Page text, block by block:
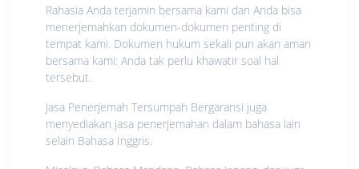
Rahasia Anda terjamin bersama kami dan Anda bisa
menerjemahkan dokumen-dokumen penting di
tempat kami. Dokumen hukum sekali pun akan aman
bersama kami: Anda tak perlu khawatir soal hal
tersebut.
Jasa Penerjemah Tersumpah Bergaransi juga
menyediakan jasa penerjemahan dalam bahasa lain
selain Bahasa Inggris.